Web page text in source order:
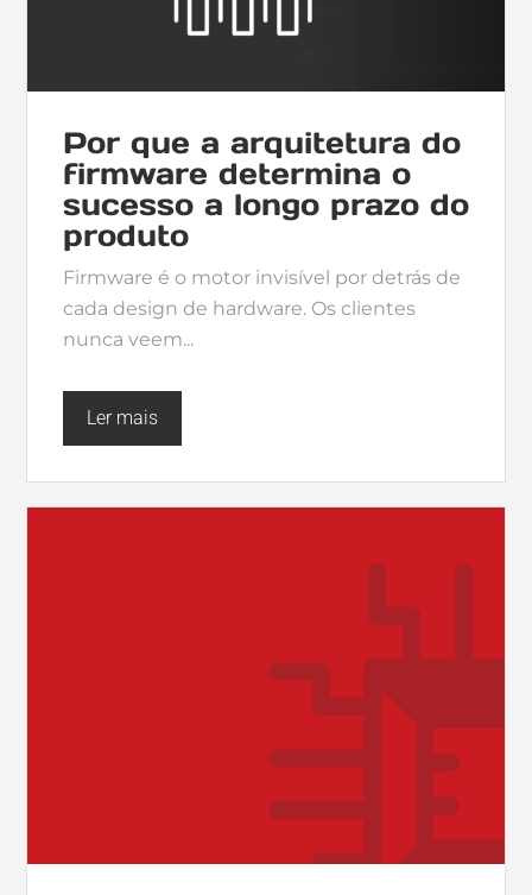
Por que a arquitetura do
firmware determina o
sucesso a longo prazo do
produto
Firmware é o motor invisível por detrás de
cada design de hardware. Os clientes
nunca veem...
Ler mais